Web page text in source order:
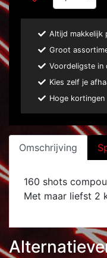
Altijd makkelijk
Groot
Voordeligste in
Kies zelf je
Hoge kortingen
Omschrijving
160 shots
Met maar liefst 2